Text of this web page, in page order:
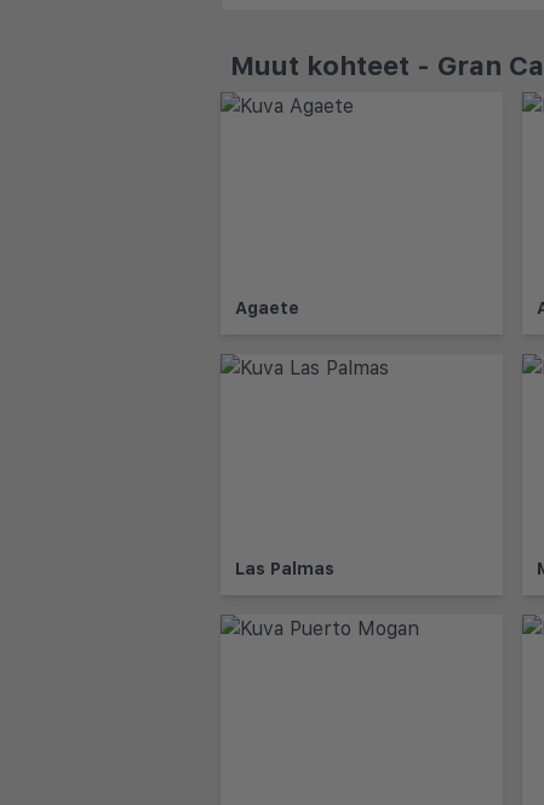
Muut kohteet - Gran
Agaete
Las Palmas